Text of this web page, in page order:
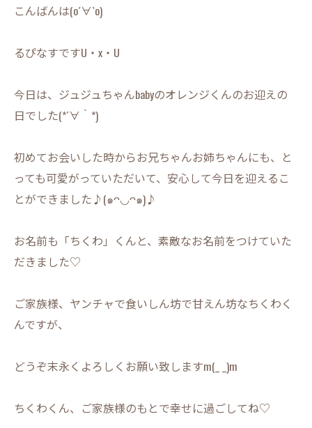
こんばんは(о´∀`о)
るぴなすですU・x・U
今日は、ジュジュちゃんbabyのオレンジくんのお迎えの
日でした(*´∀｀*)
初めてお会いした時からお兄ちゃんお姉ちゃんにも、と
っても可愛がっていただいて、安心して今日を迎えるこ
とができました♪(๑ᴖ◡ᴖ๑)♪
お名前も「ちくわ」くんと、素敵なお名前をつけていた
だきました♡
ご家族様、ヤンチャで食いしん坊で甘えん坊なちくわく
んですが、
どうぞ末永くよろしくお願い致しますm(_ _)m
ちくわくん、ご家族様のもとで幸せに過ごしてね♡